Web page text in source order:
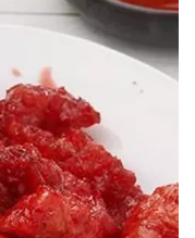
Rechercher